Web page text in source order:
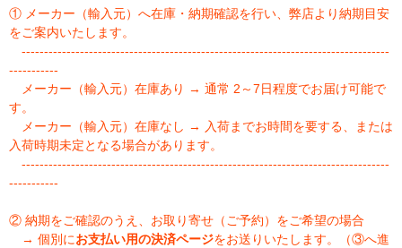
① メーカー（輸入元）へ在庫・納期確認を行い、弊店より納期目安
をご案内いたします。
----------------------------------------------------------------------------------
-----------
メーカー（輸入元）在庫あり → 通常 2～7日程度でお届け可能で
す。
メーカー（輸入元）在庫なし → 入荷までお時間を要する、または
入荷時期未定となる場合があります。
----------------------------------------------------------------------------------
-----------
② 納期をご確認のうえ、お取り寄せ（ご予約）をご希望の場合
→ 個別にお支払い用の決済ページをお送りいたします。（③へ進